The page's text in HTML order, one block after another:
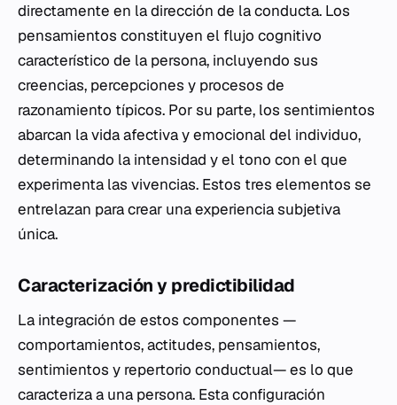
directamente en la dirección de la conducta. Los
pensamientos constituyen el flujo cognitivo
característico de la persona, incluyendo sus
creencias, percepciones y procesos de
razonamiento típicos. Por su parte, los sentimientos
abarcan la vida afectiva y emocional del individuo,
determinando la intensidad y el tono con el que
experimenta las vivencias. Estos tres elementos se
entrelazan para crear una experiencia subjetiva
única.
Caracterización y predictibilidad
La integración de estos componentes —
comportamientos, actitudes, pensamientos,
sentimientos y repertorio conductual— es lo que
caracteriza a una persona. Esta configuración